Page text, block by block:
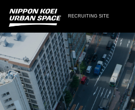
RECRUITING SITE